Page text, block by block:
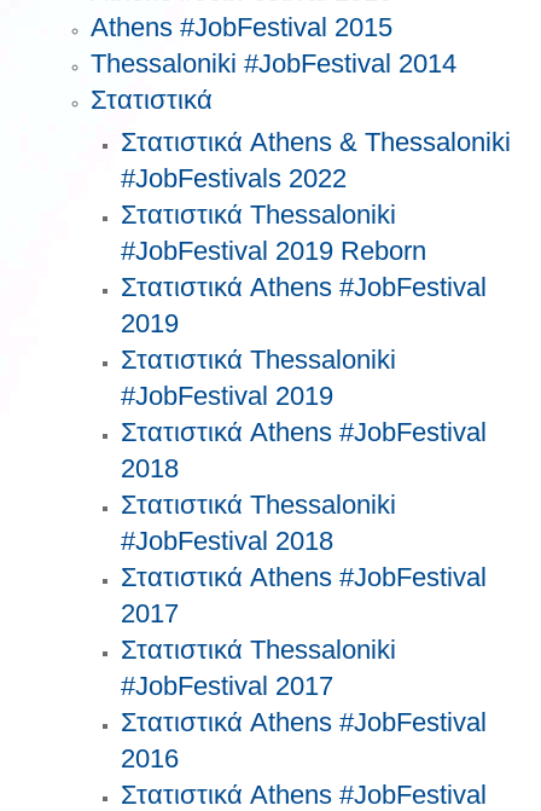
Athens #JobFestival 2015
Thessaloniki #JobFestival 2014
Στατιστικά
Στατιστικά Athens & Thessaloniki
#JobFestivals 2022
Στατιστικά Thessaloniki
#JobFestival 2019 Reborn
Στατιστικά Athens #JobFestival
2019
Στατιστικά Thessaloniki
#JobFestival 2019
Στατιστικά Athens #JobFestival
2018
Στατιστικά Thessaloniki
#JobFestival 2018
Στατιστικά Athens #JobFestival
2017
Στατιστικά Thessaloniki
#JobFestival 2017
Στατιστικά Athens #JobFestival
2016
Στατιστικά Athens #JobFestival